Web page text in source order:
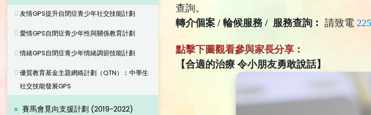
友情GPS提升自閉症青少年社交技能計劃
愛情GPS自閉症青少年性與關係教育計劃
情緒GPS自閉症青少年情緒調節技能計劃
優質教育基金主題網絡計劃（QTN）︰中學生
社交技能發展GPS
賽馬會覓向支援計劃 (2019-2022)
查詢。
轉介個案 / 輪候服務 / 服務查詢︰ 請致電
點擊下圖觀看參與家長分享︰
【合適的治療 令小朋友勇敢說話】